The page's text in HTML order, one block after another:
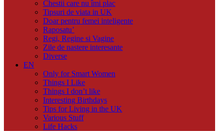
Chestii care nu îmi plac
Tipsuri de viata in UK
Doar pentru femei inteligente
Raposatu’
Regi, Regine si Vagine
Zile de nastere interesante
Diverse
EN
Only for Smart Women
Things I Like
Things I don’t like
Interesting Birthdays
Tips for Living in the UK
Various Stuff
Life Hacks